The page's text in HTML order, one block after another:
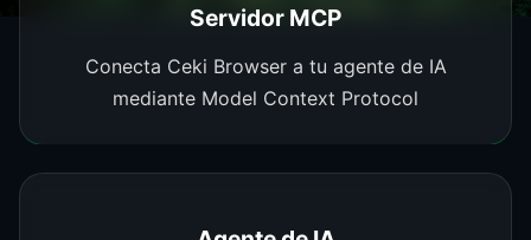
Servidor MCP
Conecta Ceki Browser a tu agente de IA
mediante Model Context Protocol